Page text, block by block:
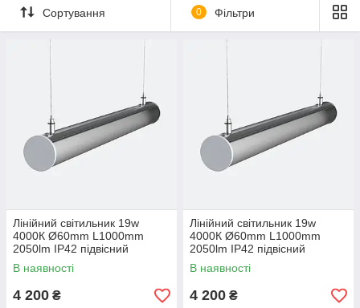
Сортування 0 Фільтри
Лінійний світильник 19w
4000К Ø60mm L1000mm
2050lm IP42 підвісний
циліндричний на тросах LED-
TUBE LC-19w-1000
В наявності
4 200 ₴
Лінійний світильник 19w
4000К Ø60mm L1000mm
2050lm IP42 підвісний
циліндричний на тросах LED-
TUBE LC-19w-1000 3000, 19,
В наявності
4 200 ₴